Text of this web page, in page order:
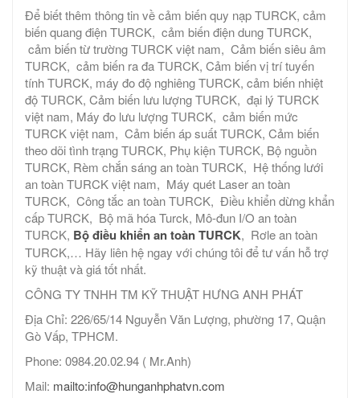
Để biết thêm thông tin về cảm biến quy nạp TURCK, cảm
biến quang điện TURCK, cảm biến điện dung TURCK,
cảm biến từ trường TURCK việt nam, Cảm biến siêu âm
TURCK, cảm biến ra đa TURCK, Cảm biến vị trí tuyến
tính TURCK, máy đo độ nghiêng TURCK, cảm biến nhiệt
độ TURCK, Cảm biến lưu lượng TURCK, đại lý TURCK
việt nam, Máy đo lưu lượng TURCK, cảm biến mức
TURCK việt nam, Cảm biến áp suất TURCK, Cảm biến
theo dõi tình trạng TURCK, Phụ kiện TURCK, Bộ nguồn
TURCK, Rèm chắn sáng an toàn TURCK, Hệ thống lưới
an toàn TURCK việt nam, Máy quét Laser an toàn
TURCK, Công tắc an toàn TURCK, Điều khiển dừng khẩn
cấp TURCK, Bộ mã hóa Turck, Mô-đun I/O an toàn
TURCK, Bộ điều khiển an toàn TURCK, Rơle an toàn
TURCK,… Hãy liên hệ ngay với chúng tôi để tư vấn hỗ trợ
kỹ thuật và giá tốt nhất.
CÔNG TY TNHH TM KỸ THUẬT HƯNG ANH PHÁT
Địa Chỉ: 226/65/14 Nguyễn Văn Lượng, phường 17, Quận
Gò Vấp, TPHCM.
Phone: 0984.20.02.94 ( Mr.Anh)
Mail: mailto:info@hunganhphatvn.com